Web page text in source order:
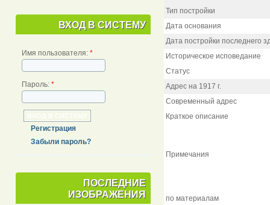
ВХОД В СИСТЕМУ
Имя пользователя: *
Пароль: *
Регистрация
Забыли пароль?
ПОСЛЕДНИЕ
ИЗОБРАЖЕНИЯ
Тип постройки
Дата основания
Дата постройки последнего
Историческое исповедание
Статус
Адрес на 1917 г.
Современный адрес
Краткое описание
Примечания
по материалам